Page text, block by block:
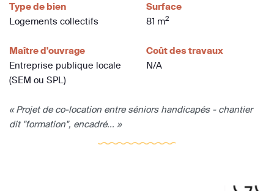
Type de bien
Logements collectifs
Surface
81 m2
Maître d'ouvrage
Entreprise publique locale
(SEM ou SPL)
Coût des travaux
N/A
« Projet de co-location entre séniors handicapés - chantier
dit "formation", encadré... »